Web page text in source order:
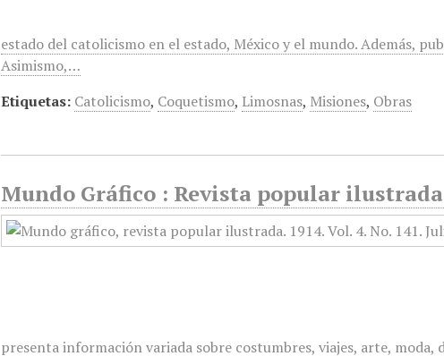
estado del catolicismo en el estado, México y el mundo. Además,
Asimismo,…
Etiquetas: Catolicismo, Coquetismo, Limosnas, Misiones, Obras
Mundo Gráfico : Revista popular
presenta información variada sobre costumbres, viajes, arte,